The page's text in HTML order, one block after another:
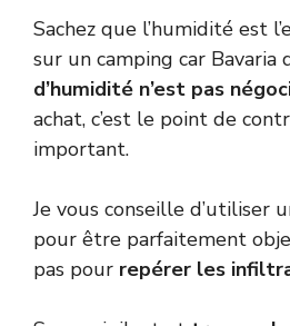
Sachez que l’humidité est
sur un camping car Bavaria
d’humidité n’est pas
achat, c’est le point de
important.
Je vous conseille d’utiliser
pour être parfaitement
pas pour repérer les